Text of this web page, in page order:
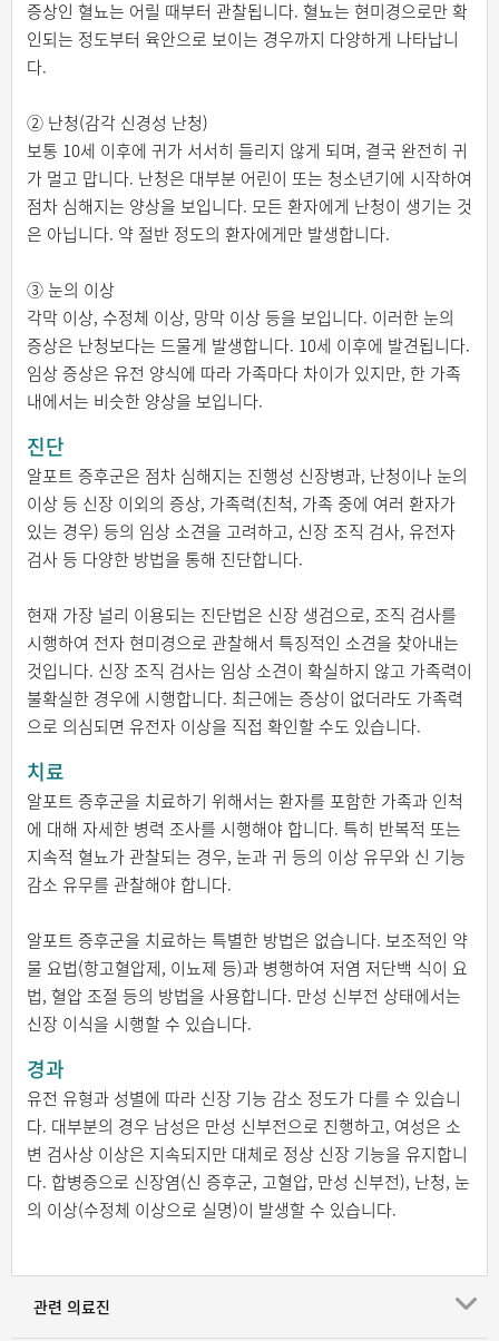
증상인 혈뇨는 어릴 때부터 관찰됩니다. 혈뇨는 현미경으로만 확
인되는 정도부터 육안으로 보이는 경우까지 다양하게 나타납니
다.
② 난청(감각 신경성 난청)
보통 10세 이후에 귀가 서서히 들리지 않게 되며, 결국 완전히 귀
가 멀고 맙니다. 난청은 대부분 어린이 또는 청소년기에 시작하여
점차 심해지는 양상을 보입니다. 모든 환자에게 난청이 생기는 것
은 아닙니다. 약 절반 정도의 환자에게만 발생합니다.
③ 눈의 이상
각막 이상, 수정체 이상, 망막 이상 등을 보입니다. 이러한 눈의
증상은 난청보다는 드물게 발생합니다. 10세 이후에 발견됩니다.
임상 증상은 유전 양식에 따라 가족마다 차이가 있지만, 한 가족
내에서는 비슷한 양상을 보입니다.
진단
알포트 증후군은 점차 심해지는 진행성 신장병과, 난청이나 눈의
이상 등 신장 이외의 증상, 가족력(친척, 가족 중에 여러 환자가
있는 경우) 등의 임상 소견을 고려하고, 신장 조직 검사, 유전자
검사 등 다양한 방법을 통해 진단합니다.
현재 가장 널리 이용되는 진단법은 신장 생검으로, 조직 검사를
시행하여 전자 현미경으로 관찰해서 특징적인 소견을 찾아내는
것입니다. 신장 조직 검사는 임상 소견이 확실하지 않고 가족력이
불확실한 경우에 시행합니다. 최근에는 증상이 없더라도 가족력
으로 의심되면 유전자 이상을 직접 확인할 수도 있습니다.
치료
알포트 증후군을 치료하기 위해서는 환자를 포함한 가족과 인척
에 대해 자세한 병력 조사를 시행해야 합니다. 특히 반복적 또는
지속적 혈뇨가 관찰되는 경우, 눈과 귀 등의 이상 유무와 신 기능
감소 유무를 관찰해야 합니다.
알포트 증후군을 치료하는 특별한 방법은 없습니다. 보조적인 약
물 요법(항고혈압제, 이뇨제 등)과 병행하여 저염 저단백 식이 요
법, 혈압 조절 등의 방법을 사용합니다. 만성 신부전 상태에서는
신장 이식을 시행할 수 있습니다.
경과
유전 유형과 성별에 따라 신장 기능 감소 정도가 다를 수 있습니
다. 대부분의 경우 남성은 만성 신부전으로 진행하고, 여성은 소
변 검사상 이상은 지속되지만 대체로 정상 신장 기능을 유지합니
다. 합병증으로 신장염(신 증후군, 고혈압, 만성 신부전), 난청, 눈
의 이상(수정체 이상으로 실명)이 발생할 수 있습니다.
관련 의료진